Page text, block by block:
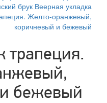
брук Веерная укладка
Желто-оранжевый,
коричневый и бежевый
трапеция.
бежевый